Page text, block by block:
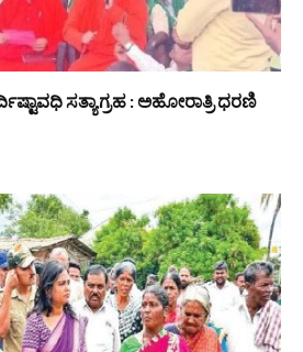
ಸತ್ಯಾಗ್ರಹ : ಅಹೋರಾತ್ರಿ ಧರಣಿ